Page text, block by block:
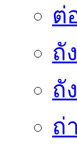
ต่
ถั
ถั
ถ่